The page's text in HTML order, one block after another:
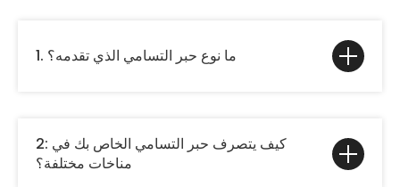
1. ما نوع حبر التسامي الذي تقدمه؟
2: كيف يتصرف حبر التسامي الخاص بك في
مناخات مختلفة؟